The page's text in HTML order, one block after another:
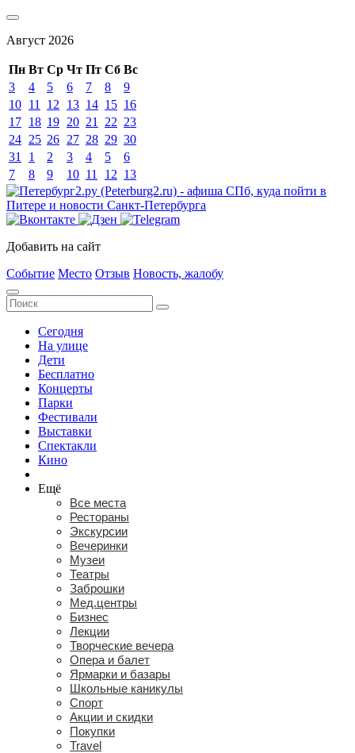
Август 2026
Пн Вт Ср Чт Пт Сб Вс
3
4 5 6 7 8
9
10 11 12 13 14 15 16
17 18 19 20 21 22 23
24 25 26 27 28 29 30
31
1 2 3 4 5
6
7
8 9 10 11 12 13
Добавить на сайт
Событие Место Отзыв Новость, жалобу
Сегодня
На улице
Дети
Бесплатно
Концерты
Парки
Фестивали
Выставки
Спектакли
Кино
Ещё
Все места
Рестораны
Экскурсии
Вечеринки
Музеи
Театры
Заброшки
Мед.центры
Бизнес
Лекции
Творческие вечера
Опера и балет
Ярмарки и базары
Школьные каникулы
Спорт
Акции и скидки
Покупки
Travel